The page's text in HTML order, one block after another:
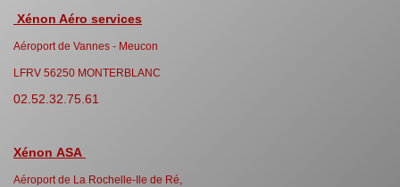
Xénon Aéro services
Aéroport de Vannes - Meucon
LFRV 56250 MONTERBLANC
02.52.32.75.61
Xénon ASA
Aéroport de La Rochelle-Ile de Ré,